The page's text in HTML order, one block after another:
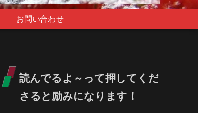
お問い合わせ
読んでるよ～って押してくだ
さると励みになります！